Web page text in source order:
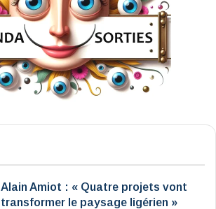
Alain Amiot : « Quatre projets vont
transformer le paysage ligérien »